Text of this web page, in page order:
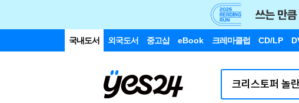
국내도서 외국도서 중고샵 eBook 크레마클럽 CD/LP